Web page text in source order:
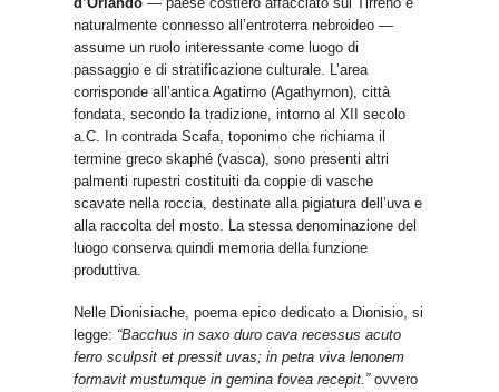
naturalmente connesso all’entroterra nebroideo —
assume un ruolo interessante come luogo di
passaggio e di stratificazione culturale. L’area
corrisponde all’antica Agatirno (Agathyrnon), città
fondata, secondo la tradizione, intorno al XII secolo
a.C. In contrada Scafa, toponimo che richiama il
termine greco skaphé (vasca), sono presenti altri
palmenti rupestri costituiti da coppie di vasche
scavate nella roccia, destinate alla pigiatura dell’uva e
alla raccolta del mosto. La stessa denominazione del
luogo conserva quindi memoria della funzione
produttiva.
Nelle Dionisiache, poema epico dedicato a Dionisio, si
legge: “Bacchus in saxo duro cava recessus acuto
ferro sculpsit et pressit uvas; in petra viva lenonem
formavit mustumque in gemina fovea recepit.” ovvero